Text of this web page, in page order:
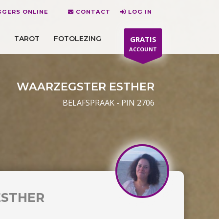
ONLINE CONTACT LOG IN
TAROT FOTOLEZING GRATIS
ACCOUNT
WAARZEGSTER ESTHER
BELAFSPRAAK - PIN 2706